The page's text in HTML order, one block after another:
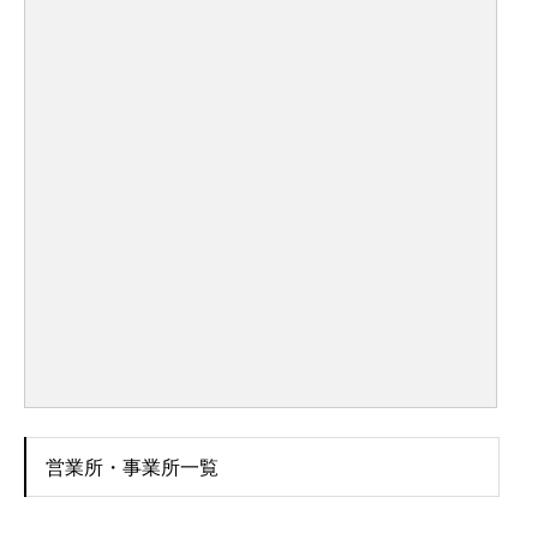
営業所・事業所一覧